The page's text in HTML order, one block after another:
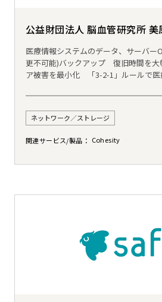
公益財団法人 脳血管研究所
医療情報システムのデータ、サーバー
更不可能)バックアップ 復旧時間を大
ア被害を最小化 「3-2-1」ルールで医
ネットワーク／ストレージ
関連サービス/製品 Cohesity